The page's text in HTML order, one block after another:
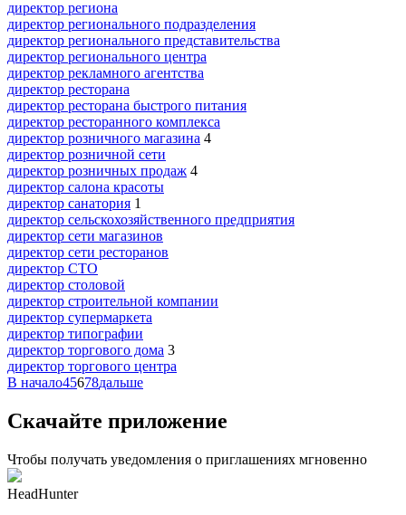
директор региона
директор регионального подразделения
директор регионального представительства
директор регионального центра
директор рекламного агентства
директор ресторана
директор ресторана быстрого питания
директор ресторанного комплекса
директор розничного магазина 4
директор розничной сети
директор розничных продаж 4
директор салона красоты
директор санатория 1
директор сельскохозяйственного предприятия
директор сети магазинов
директор сети ресторанов
директор СТО
директор столовой
директор строительной компании
директор супермаркета
директор типографии
директор торгового дома 3
директор торгового центра
В начало45678дальше
Скачайте приложение
Чтобы получать уведомления о приглашениях мгновенно
HeadHunter